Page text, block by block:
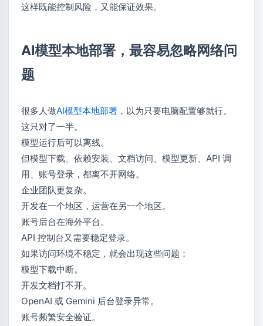
这样既能控制风险，又能保证效果。
AI模型本地部署，最容易忽略网络问
题
很多人做AI模型本地部署 ，以为只要电脑配置够就行。
这只对了一半。
模型运行后可以离线。
但模型下载、依赖安装、文档访问、模型更新、API 调
用、账号登录，都离不开网络。
企业团队更复杂。
开发在一个地区，运营在另一个地区。
账号后台在海外平台。
API 控制台又需要稳定登录。
如果访问环境不稳定，就会出现这些问题：
模型下载中断。
开发文档打不开。
OpenAI 或 Gemini 后台登录异常。
账号频繁安全验证。